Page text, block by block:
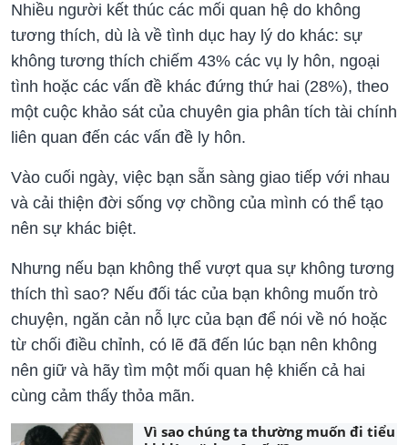
Nhiều người kết thúc các mối quan hệ do không
tương thích, dù là về tình dục hay lý do khác: sự
không tương thích chiếm 43% các vụ ly hôn, ngoại
tình hoặc các vấn đề khác đứng thứ hai (28%), theo
một cuộc khảo sát của chuyên gia phân tích tài chính
liên quan đến các vấn đề ly hôn.
Vào cuối ngày, việc bạn sẵn sàng giao tiếp với nhau
và cải thiện đời sống vợ chồng của mình có thể tạo
nên sự khác biệt.
Nhưng nếu bạn không thể vượt qua sự không tương
thích thì sao? Nếu đối tác của bạn không muốn trò
chuyện, ngăn cản nỗ lực của bạn để nói về nó hoặc
từ chối điều chỉnh, có lẽ đã đến lúc bạn nên không
nên giữ và hãy tìm một mối quan hệ khiến cả hai
cùng cảm thấy thỏa mãn.
Vì sao chúng ta thường muốn đi tiểu